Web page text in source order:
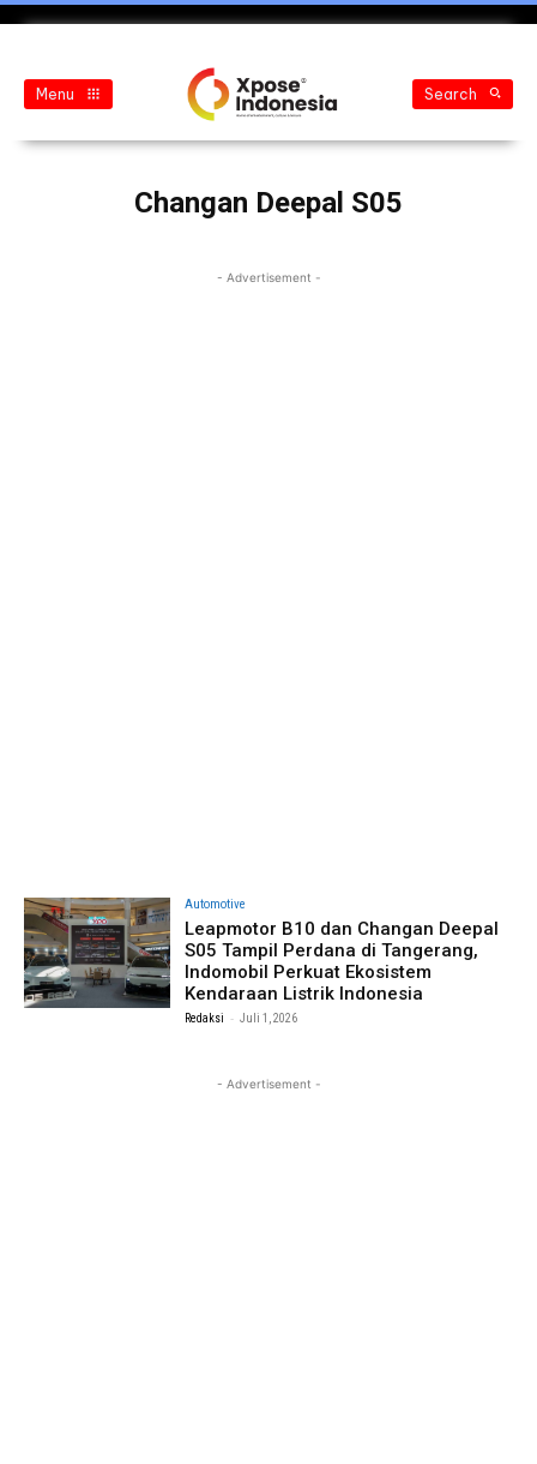
Menu Search
Changan Deepal S05
- Advertisement -
Automotive
Leapmotor B10 dan Changan Deepal
S05 Tampil Perdana di Tangerang,
Indomobil Perkuat Ekosistem
Kendaraan Listrik Indonesia
Redaksi - Juli 1, 2026
- Advertisement -